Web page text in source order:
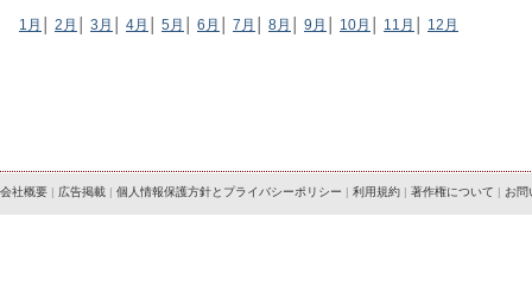
1月 2月 3月 4月 5月 6月 7月 8月 9月 10月 11月 12月
会社概要 | 広告掲載 | 個人情報保護方針とプライバシーポリシー | 利用規約 | 著作権について | お問